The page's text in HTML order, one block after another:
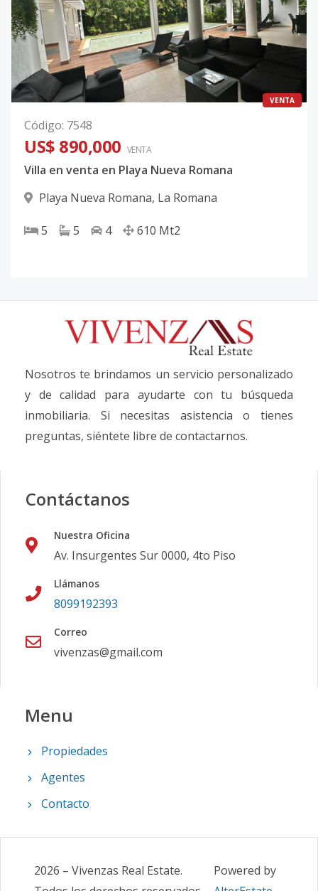
VENTA
Código: 7548
US$ 890,000 VENTA
Villa en venta en Playa Nueva Romana
Playa Nueva Romana, La Romana
5 5 4 610 Mt2
Nosotros te brindamos un servicio personalizado
y de calidad para ayudarte con tu búsqueda
inmobiliaria. Si necesitas asistencia o tienes
preguntas, siéntete libre de contactarnos.
Contáctanos
Nuestra Oficina
Av. Insurgentes Sur 0000, 4to Piso
Llámanos
8099192393
Correo
vivenzas@gmail.com
Menu
Propiedades
Agentes
Contacto
2026 – Vivenzas Real Estate.
Powered by